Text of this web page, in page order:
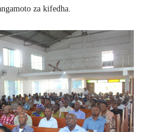
za kifedha.